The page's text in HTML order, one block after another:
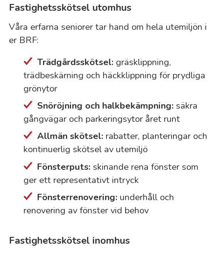
Fastighetsskötsel utomhus
Våra erfarna seniorer tar hand om hela utemiljön i
er BRF:
Trädgårdsskötsel:gräsklippning,
trädbeskärning och häckklippning för prydliga
grönytor
Snöröjning och halkbekämpning:säkra
gångvägar och parkeringsytor året runt
Allmän skötsel:rabatter, planteringar och
kontinuerlig skötsel av utemiljö
Fönsterputs:skinande rena fönster som
ger ett representativt intryck
Fönsterrenovering:underhåll och
renovering av fönster vid behov
Fastighetsskötsel inomhus